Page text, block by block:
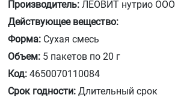
Производитель: ЛЕОВИТ нутрио ООО
Действующее вещество:
Форма: Сухая смесь
Объем: 5 пакетов по 20 г
Код: 4650070110084
Срок годности: Длительный срок